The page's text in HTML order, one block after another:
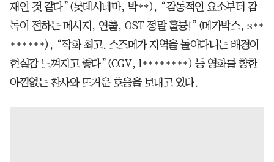
재인 것 같다”(롯데시네마, 박**), “감동적인 요소부터 감
독이 전하는 메시지, 연출, OST 정말 훌륭!”(메가박스, s**
******), “작화 최고. 스즈메가 지역을 돌아다니는 배경이
현실감 느껴지고 좋다”(CGV, l********) 등 영화를 향한
아낌없는 찬사와 뜨거운 호응을 보내고 있다.